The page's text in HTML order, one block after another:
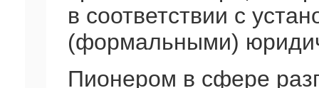
в соответствии с
(формальными)
Пионером в сфере